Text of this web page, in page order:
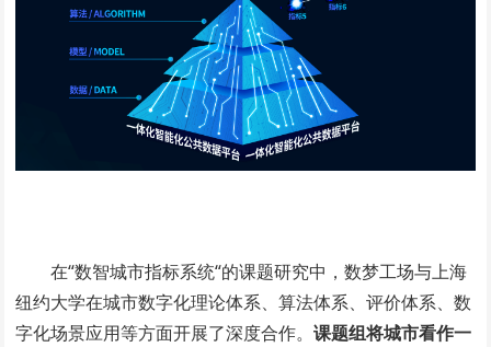
在“数智城市指标系统“的课题研究中，数梦工场与上海
纽约大学在城市数字化理论体系、算法体系、评价体系、数
字化场景应用等方面开展了深度合作。课题组将城市看作一